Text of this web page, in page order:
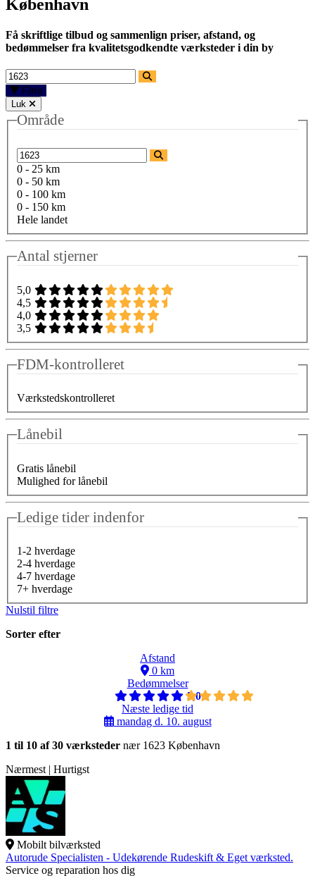
København
Få skriftlige tilbud og sammenlign priser, afstand, og
bedømmelser fra kvalitetsgodkendte værksteder i din by
Filtre
Luk
Område
0 - 25 km
0 - 50 km
0 - 100 km
0 - 150 km
Hele landet
Antal stjerner
5,0
4,5
4,0
3,5
FDM-kontrolleret
Værkstedskontrolleret
Lånebil
Gratis lånebil
Mulighed for lånebil
Ledige tider indenfor
1-2 hverdage
2-4 hverdage
4-7 hverdage
7+ hverdage
Nulstil filtre
Sorter efter
Afstand
0 km
Bedømmelser
5,0
Næste ledige tid
mandag d. 10. august
1 til 10 af 30 værksteder nær 1623 København
Nærmest | Hurtigst
Mobilt bilværksted
Autorude Specialisten - Udekørende Rudeskift & Eget værksted.
Service og reparation hos dig